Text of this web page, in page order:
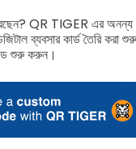
QR TIGER এর
ব্যবসার কার্ড তৈরি
শুরু করুন।